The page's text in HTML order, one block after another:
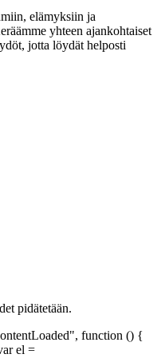
elämyksiin ja
yhteen ajankohtaiset
jotta löydät helposti
pidätetään.
function () {
el =